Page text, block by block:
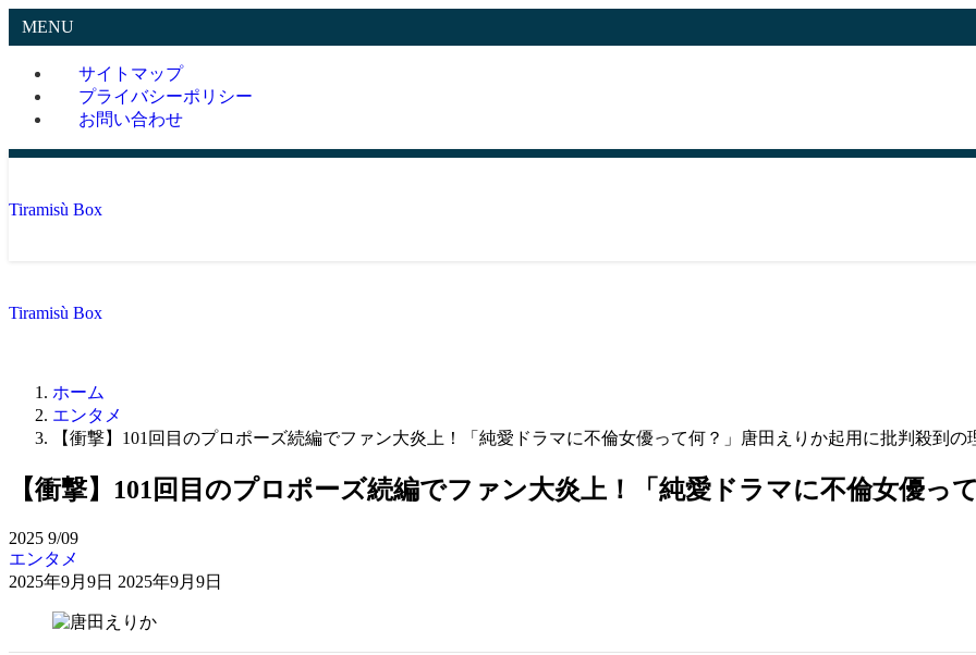
MENU
サイトマップ
プライバシーポリシー
お問い合わせ
Tiramisù Box
Tiramisù Box
ホーム
エンタメ
【衝撃】101回目のプロポーズ続編でファン大炎上！「純愛ドラマに不倫女優って何？」唐田えりか起用に批判殺到の
【衝撃】101回目のプロポーズ続編でファン大炎上！「純愛ドラマに不倫女優っ
2025 9/09
エンタメ
2025年9月9日 2025年9月9日